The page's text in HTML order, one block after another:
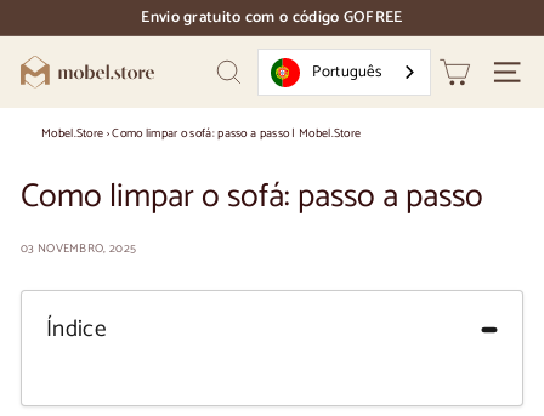
para
conteúdo
pausa
nos
diapositivos
Envio gratuito com o código GOFREE
M
o
e
l.
S
o
Pesquisar Português
Mobel.Store›Como limpar o sofá: passo a passo | Mobel.Store
Como limpar o sofá: passo a passo
03 NOVEMBRO, 2025
Índice